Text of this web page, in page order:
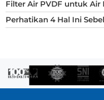
Filter Air PVDF untuk Air
Perhatikan 4 Hal Ini